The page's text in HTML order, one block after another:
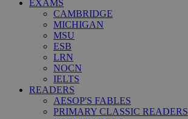
EXAMS
CAMBRIDGE
MICHIGAN
MSU
ESB
LRN
NOCN
IELTS
READERS
AESOP'S FABLES
PRIMARY CLASSIC READERS